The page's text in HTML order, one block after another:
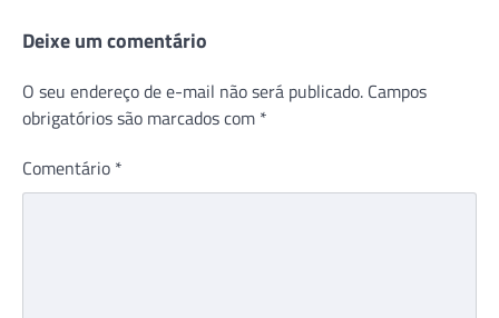
Deixe um comentário
O seu endereço de e-mail não será publicado. Campos
obrigatórios são marcados com *
Comentário *